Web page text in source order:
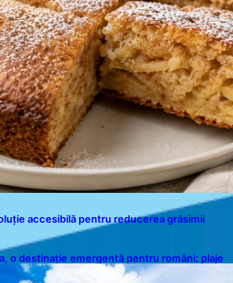
accesibilă pentru reducerea grăsimii
o destinație emergentă pentru români: plaje
ape turcoaz și prețuri accesibile